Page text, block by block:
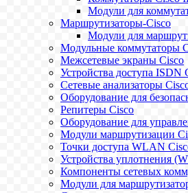
Модули для
Маршрутизаторы-Cisco
Модули для
Модульные коммутаторы
Межсетевые экраны Cisco
Устройства доступа ISDN
Сетевые анализаторы
Оборудование для
Репитеры Cisco
Оборудование для
Модули маршрутизации
Точки доступа WLAN
Устройства уплотнения
Компоненты сетевых
Модули для